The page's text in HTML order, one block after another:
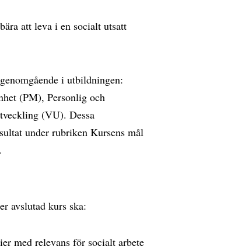
att leva i en socialt utsatt
i utbildningen:
(PM), Personlig och
(VU). Dessa
under rubriken Kursens mål
avslutad kurs ska:
med relevans för socialt arbete